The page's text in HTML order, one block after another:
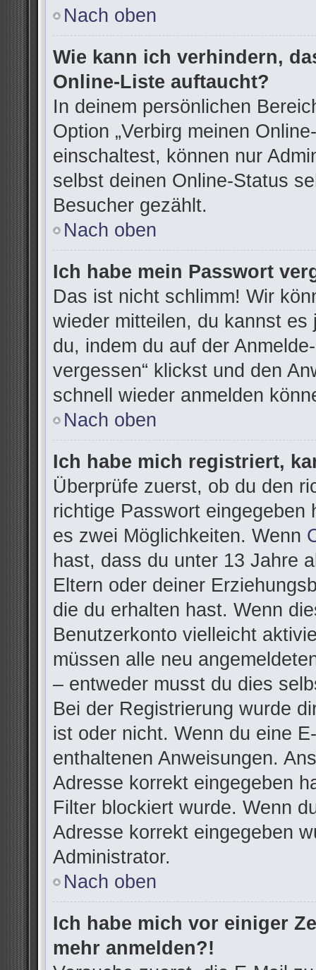
Nach oben
Wie kann ich verhindern,
Online-Liste auftaucht?
In deinem persönlichen
Option „Verbirg meinen
einschaltest, können nur
selbst deinen Online-Status
Besucher gezählt.
Nach oben
Ich habe mein Passwort
Das ist nicht schlimm! Wir
wieder mitteilen, du kannst
du, indem du auf der
vergessen“ klickst und den
schnell wieder anmelden
Nach oben
Ich habe mich registriert,
Überprüfe zuerst, ob du den
richtige Passwort eingegeben
es zwei Möglichkeiten. Wenn
hast, dass du unter 13 Jahre
Eltern oder deiner
die du erhalten hast. Wenn
Benutzerkonto vielleicht
müssen alle neu
– entweder musst du dies
Bei der Registrierung wurde
ist oder nicht. Wenn du eine
enthaltenen Anweisungen.
Adresse korrekt eingegeben
Filter blockiert wurde. Wenn
Adresse korrekt eingegeben
Administrator.
Nach oben
Ich habe mich vor einiger
mehr anmelden?!